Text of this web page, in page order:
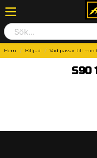
Hem Billjud Vad passar till min
S90